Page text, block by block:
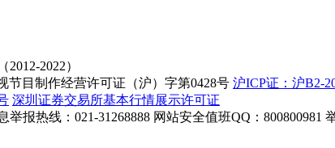
2022）
节目制作经营许可证（沪）字第0428号 沪ICP证：沪B2-
深圳证券交易所基本行情展示许可证
举报热线：021-31268888 网站安全值班QQ：800800981